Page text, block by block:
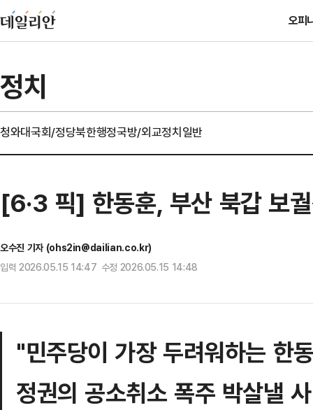
오피
정치
청와대국회/정당북한행정국방/외교정치일반
[6·3 픽] 한동훈, 부산 북갑 보
오수진 기자 (ohs2in@dailian.co.kr)
입력 2026.05.15 14:47 수정 2026.05.15 14:48
"민주당이 가장 두려워하는 한
정권의 공소취소 폭주 박살낼